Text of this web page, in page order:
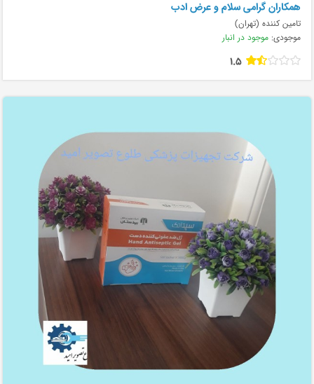
همکاران گرامی سلام و عرض ادب
تامین کننده (تهران)
موجودی: موجود در انبار
1.5